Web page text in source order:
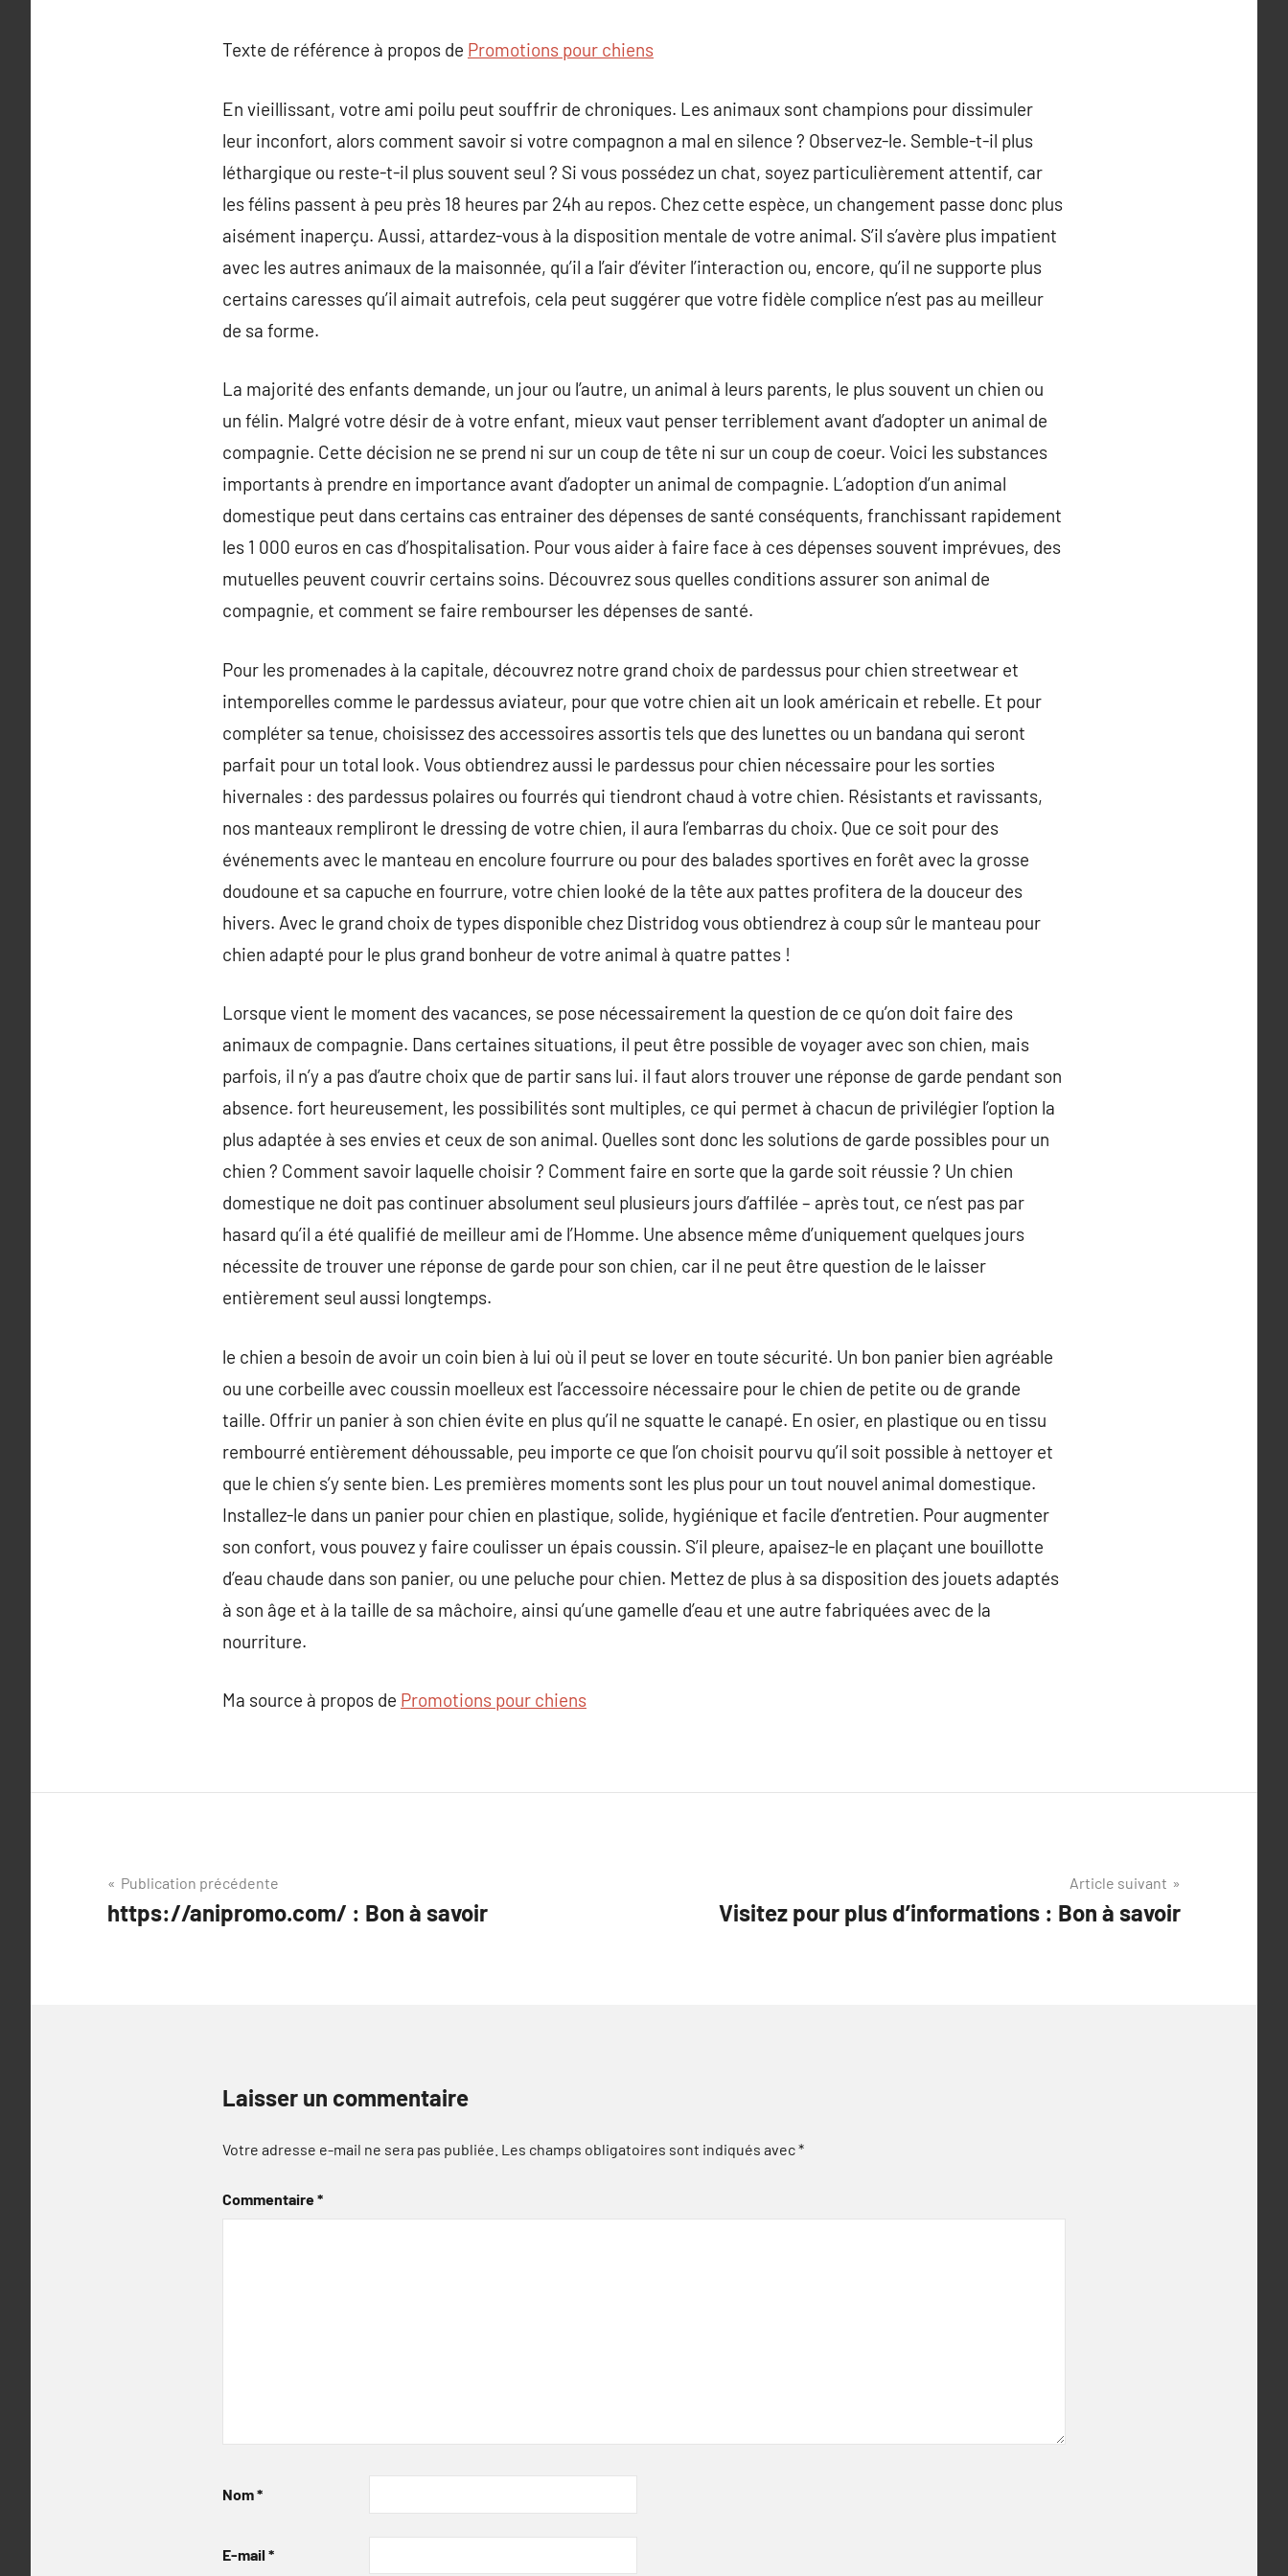
Texte de référence à propos de Promotions pour chiens
En vieillissant, votre ami poilu peut souffrir de chroniques. Les animaux sont champions pour dissimuler
leur inconfort, alors comment savoir si votre compagnon a mal en silence ? Observez-le. Semble-t-il plus
léthargique ou reste-t-il plus souvent seul ? Si vous possédez un chat, soyez particulièrement attentif, car
les félins passent à peu près 18 heures par 24h au repos. Chez cette espèce, un changement passe donc plus
aisément inaperçu. Aussi, attardez-vous à la disposition mentale de votre animal. S’il s’avère plus impatient
avec les autres animaux de la maisonnée, qu’il a l’air d’éviter l’interaction ou, encore, qu’il ne supporte plus
certains caresses qu’il aimait autrefois, cela peut suggérer que votre fidèle complice n’est pas au meilleur
de sa forme.
La majorité des enfants demande, un jour ou l’autre, un animal à leurs parents, le plus souvent un chien ou
un félin. Malgré votre désir de à votre enfant, mieux vaut penser terriblement avant d’adopter un animal de
compagnie. Cette décision ne se prend ni sur un coup de tête ni sur un coup de coeur. Voici les substances
importants à prendre en importance avant d’adopter un animal de compagnie. L’adoption d’un animal
domestique peut dans certains cas entrainer des dépenses de santé conséquents, franchissant rapidement
les 1 000 euros en cas d’hospitalisation. Pour vous aider à faire face à ces dépenses souvent imprévues, des
mutuelles peuvent couvrir certains soins. Découvrez sous quelles conditions assurer son animal de
compagnie, et comment se faire rembourser les dépenses de santé.
Pour les promenades à la capitale, découvrez notre grand choix de pardessus pour chien streetwear et
intemporelles comme le pardessus aviateur, pour que votre chien ait un look américain et rebelle. Et pour
compléter sa tenue, choisissez des accessoires assortis tels que des lunettes ou un bandana qui seront
parfait pour un total look. Vous obtiendrez aussi le pardessus pour chien nécessaire pour les sorties
hivernales : des pardessus polaires ou fourrés qui tiendront chaud à votre chien. Résistants et ravissants,
nos manteaux rempliront le dressing de votre chien, il aura l’embarras du choix. Que ce soit pour des
événements avec le manteau en encolure fourrure ou pour des balades sportives en forêt avec la grosse
doudoune et sa capuche en fourrure, votre chien looké de la tête aux pattes profitera de la douceur des
hivers. Avec le grand choix de types disponible chez Distridog vous obtiendrez à coup sûr le manteau pour
chien adapté pour le plus grand bonheur de votre animal à quatre pattes !
Lorsque vient le moment des vacances, se pose nécessairement la question de ce qu’on doit faire des
animaux de compagnie. Dans certaines situations, il peut être possible de voyager avec son chien, mais
parfois, il n’y a pas d’autre choix que de partir sans lui. il faut alors trouver une réponse de garde pendant son
absence. fort heureusement, les possibilités sont multiples, ce qui permet à chacun de privilégier l’option la
plus adaptée à ses envies et ceux de son animal. Quelles sont donc les solutions de garde possibles pour un
chien ? Comment savoir laquelle choisir ? Comment faire en sorte que la garde soit réussie ? Un chien
domestique ne doit pas continuer absolument seul plusieurs jours d’affilée – après tout, ce n’est pas par
hasard qu’il a été qualifié de meilleur ami de l’Homme. Une absence même d’uniquement quelques jours
nécessite de trouver une réponse de garde pour son chien, car il ne peut être question de le laisser
entièrement seul aussi longtemps.
le chien a besoin de avoir un coin bien à lui où il peut se lover en toute sécurité. Un bon panier bien agréable
ou une corbeille avec coussin moelleux est l’accessoire nécessaire pour le chien de petite ou de grande
taille. Offrir un panier à son chien évite en plus qu’il ne squatte le canapé. En osier, en plastique ou en tissu
rembourré entièrement déhoussable, peu importe ce que l’on choisit pourvu qu’il soit possible à nettoyer et
que le chien s’y sente bien. Les premières moments sont les plus pour un tout nouvel animal domestique.
Installez-le dans un panier pour chien en plastique, solide, hygiénique et facile d’entretien. Pour augmenter
son confort, vous pouvez y faire coulisser un épais coussin. S’il pleure, apaisez-le en plaçant une bouillotte
d’eau chaude dans son panier, ou une peluche pour chien. Mettez de plus à sa disposition des jouets adaptés
à son âge et à la taille de sa mâchoire, ainsi qu’une gamelle d’eau et une autre fabriquées avec de la
nourriture.
Ma source à propos de Promotions pour chiens
Navigation
de
Publication précédente
https://anipromo.com/ : Bon à savoir
Article suivant
Visitez pour plus d’informations : Bon à savoir
Laisser un commentaire
Votre adresse e-mail ne sera pas publiée. Les champs obligatoires sont indiqués avec*
Commentaire*
Nom*
E-mail *